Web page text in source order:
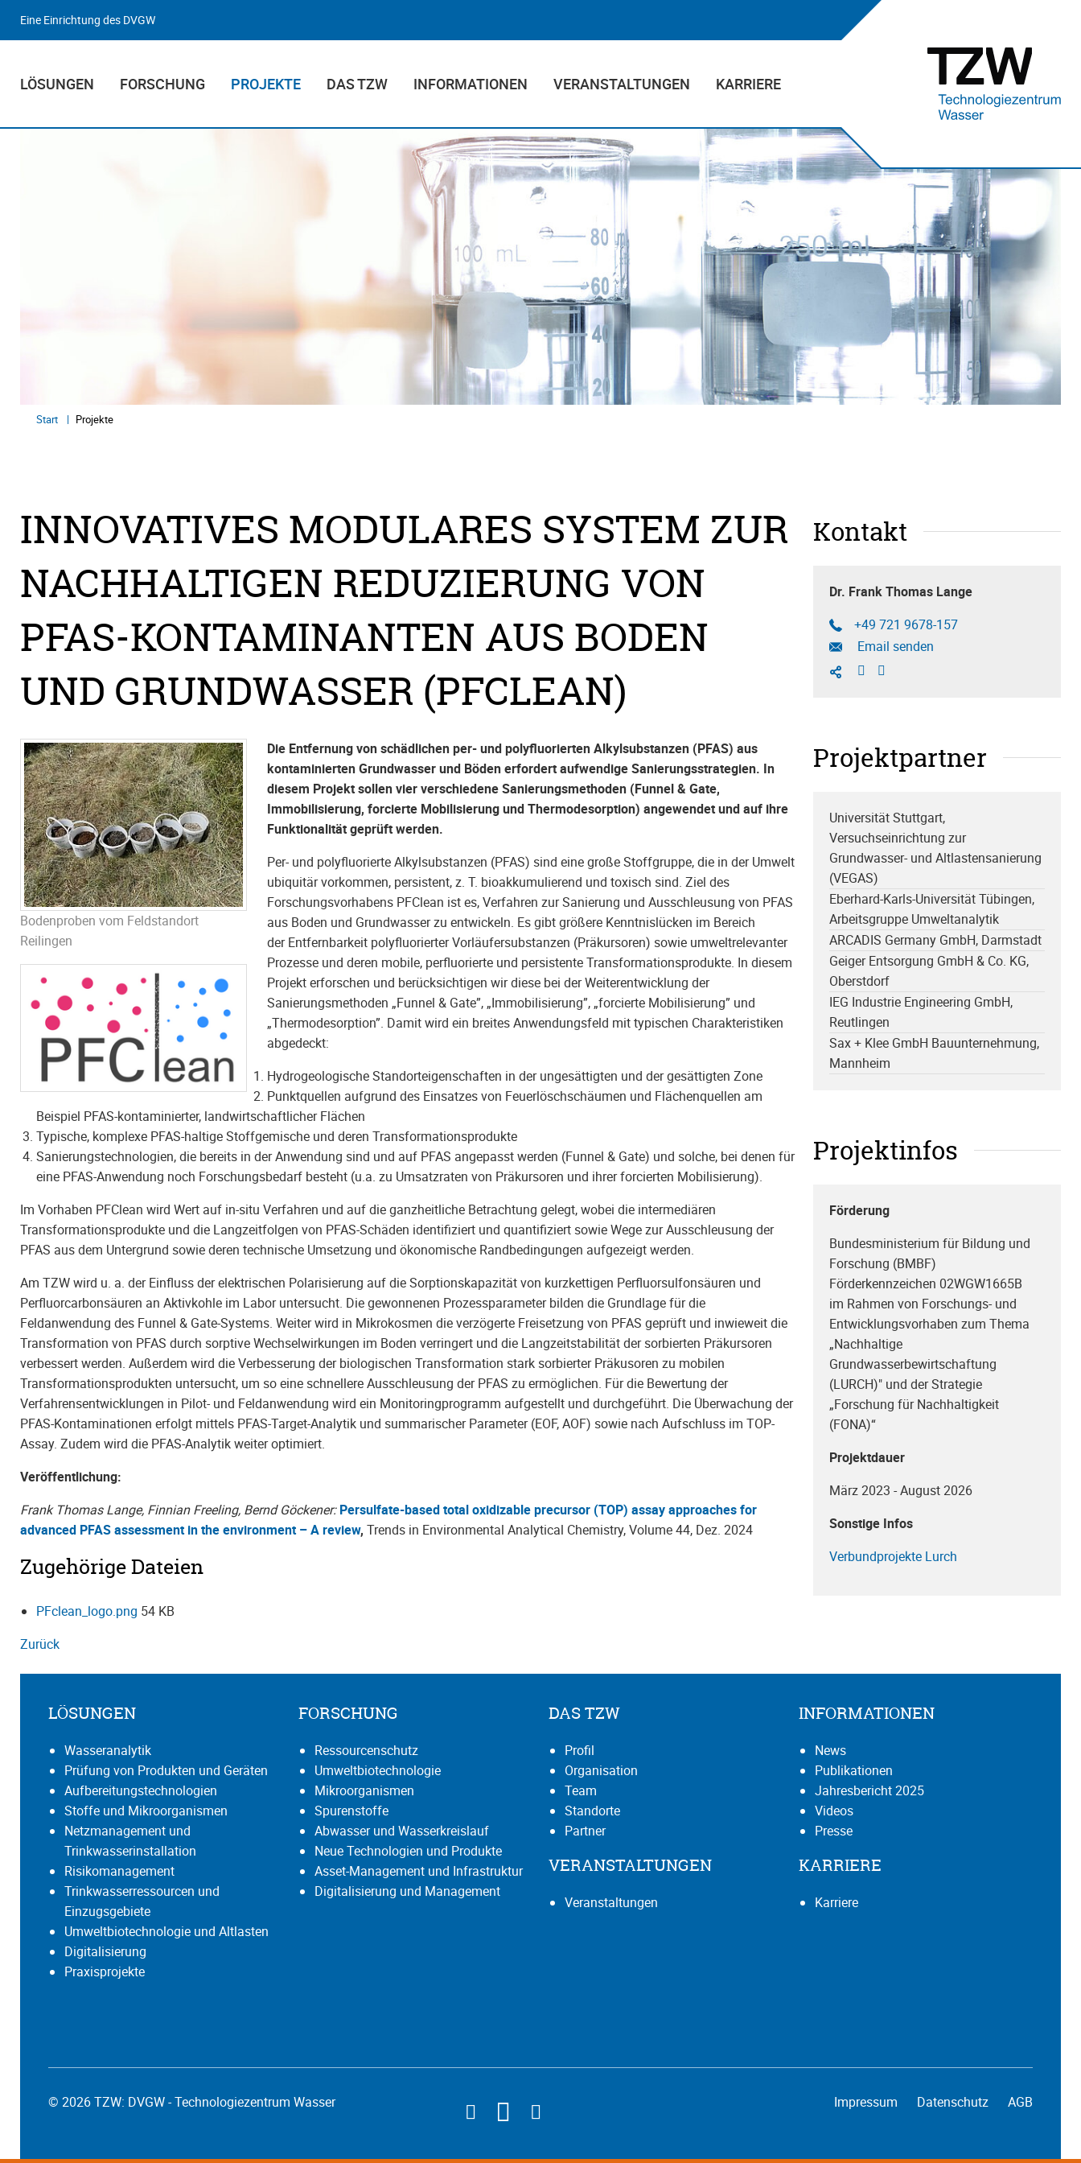
LÖSUNGEN FORSCHUNG PROJEKTE DAS TZW INFORMATIONEN VERANSTALTUNGEN KARRIERE
Eine Einrichtung des DVGW
Start Projekte
INNOVATIVES MODULARES SYSTEM ZUR
NACHHALTIGEN REDUZIERUNG VON
PFAS-KONTAMINANTEN AUS BODEN
UND GRUNDWASSER (PFCLEAN)
Bodenproben vom Feldstandort
Reilingen
Die Entfernung von schädlichen per- und polyfluorierten Alkylsubstanzen (PFAS) aus
kontaminierten Grundwasser und Böden erfordert aufwendige Sanierungsstrategien. In
diesem Projekt sollen vier verschiedene Sanierungsmethoden (Funnel & Gate,
Immobilisierung, forcierte Mobilisierung und Thermodesorption) angewendet und auf ihre
Funktionalität geprüft werden.
Per- und polyfluorierte Alkylsubstanzen (PFAS) sind eine große Stoffgruppe, die in der Umwelt
ubiquitär vorkommen, persistent, z. T. bioakkumulierend und toxisch sind. Ziel des
Forschungsvorhabens PFClean ist es, Verfahren zur Sanierung und Ausschleusung von PFAS
aus Boden und Grundwasser zu entwickeln. Es gibt größere Kenntnislücken im Bereich
der Entfernbarkeit polyfluorierter Vorläufersubstanzen (Präkursoren) sowie umweltrelevanter
Prozesse und deren mobile, perfluorierte und persistente Transformationsprodukte. In diesem
Projekt erforschen und berücksichtigen wir diese bei der Weiterentwicklung der
Sanierungsmethoden „Funnel & Gate”, „Immobilisierung”, „forcierte Mobilisierung” und
„Thermodesorption”. Damit wird ein breites Anwendungsfeld mit typischen Charakteristiken
abgedeckt:
Hydrogeologische Standorteigenschaften in der ungesättigten und der gesättigten Zone
Punktquellen aufgrund des Einsatzes von Feuerlöschschäumen und Flächenquellen am
Beispiel PFAS-kontaminierter, landwirtschaftlicher Flächen
Typische, komplexe PFAS-haltige Stoffgemische und deren Transformationsprodukte
Sanierungstechnologien, die bereits in der Anwendung sind und auf PFAS angepasst werden (Funnel & Gate) und solche, bei denen für
eine PFAS-Anwendung noch Forschungsbedarf besteht (u.a. zu Umsatzraten von Präkursoren und ihrer forcierten Mobilisierung).
Im Vorhaben PFClean wird Wert auf in-situ Verfahren und auf die ganzheitliche Betrachtung gelegt, wobei die intermediären
Transformationsprodukte und die Langzeitfolgen von PFAS-Schäden identifiziert und quantifiziert sowie Wege zur Ausschleusung der
PFAS aus dem Untergrund sowie deren technische Umsetzung und ökonomische Randbedingungen aufgezeigt werden.
Am TZW wird u. a. der Einfluss der elektrischen Polarisierung auf die Sorptionskapazität von kurzkettigen Perfluorsulfonsäuren und
Perfluorcarbonsäuren an Aktivkohle im Labor untersucht. Die gewonnenen Prozessparameter bilden die Grundlage für die
Feldanwendung des Funnel & Gate-Systems. Weiter wird in Mikrokosmen die verzögerte Freisetzung von PFAS geprüft und inwieweit die
Transformation von PFAS durch sorptive Wechselwirkungen im Boden verringert und die Langzeitstabilität der sorbierten Präkursoren
verbessert werden. Außerdem wird die Verbesserung der biologischen Transformation stark sorbierter Präkusoren zu mobilen
Transformationsprodukten untersucht, um so eine schnellere Ausschleusung der PFAS zu ermöglichen. Für die Bewertung der
Verfahrensentwicklungen in Pilot- und Feldanwendung wird ein Monitoringprogramm aufgestellt und durchgeführt. Die Überwachung der
PFAS-Kontaminationen erfolgt mittels PFAS-Target-Analytik und summarischer Parameter (EOF, AOF) sowie nach Aufschluss im TOP-
Assay. Zudem wird die PFAS-Analytik weiter optimiert.
Veröffentlichung:
Frank Thomas Lange, Finnian Freeling, Bernd Göckener: Persulfate-based total oxidizable precursor (TOP) assay approaches for
advanced PFAS assessment in the environment – A review, Trends in Environmental Analytical Chemistry, Volume 44, Dez. 2024
Zugehörige Dateien
PFclean_logo.png 54 KB
Zurück
Kontakt
Dr. Frank Thomas Lange
+49 721 9678-157
Email senden
Projektpartner
Universität Stuttgart,
Versuchseinrichtung zur
Grundwasser- und Altlastensanierung
(VEGAS)
Eberhard-Karls-Universität Tübingen,
Arbeitsgruppe Umweltanalytik
ARCADIS Germany GmbH, Darmstadt
Geiger Entsorgung GmbH & Co. KG,
Oberstdorf
IEG Industrie Engineering GmbH,
Reutlingen
Sax + Klee GmbH Bauunternehmung,
Mannheim
Projektinfos
Förderung
Bundesministerium für Bildung und
Forschung (BMBF)
Förderkennzeichen 02WGW1665B
im Rahmen von Forschungs- und
Entwicklungsvorhaben zum Thema
„Nachhaltige
Grundwasserbewirtschaftung
(LURCH)" und der Strategie
„Forschung für Nachhaltigkeit
(FONA)“
Projektdauer
März 2023 - August 2026
Sonstige Infos
Verbundprojekte Lurch
LÖSUNGEN
Wasseranalytik
Prüfung von Produkten und Geräten
Aufbereitungstechnologien
Stoffe und Mikroorganismen
Netzmanagement und
Trinkwasserinstallation
Risikomanagement
Trinkwasserressourcen und
Einzugsgebiete
Umweltbiotechnologie und Altlasten
Digitalisierung
Praxisprojekte
FORSCHUNG
Ressourcenschutz
Umweltbiotechnologie
Mikroorganismen
Spurenstoffe
Abwasser und Wasserkreislauf
Neue Technologien und Produkte
Asset-Management und Infrastruktur
Digitalisierung und Management
DAS TZW
Profil
Organisation
Team
Standorte
Partner
VERANSTALTUNGEN
Veranstaltungen
INFORMATIONEN
News
Publikationen
Jahresbericht 2025
Videos
Presse
KARRIERE
Karriere
© 2026 TZW: DVGW - Technologiezentrum Wasser Impressum Datenschutz AGB